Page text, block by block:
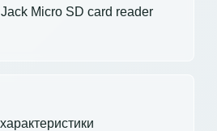
Micro SD card reader